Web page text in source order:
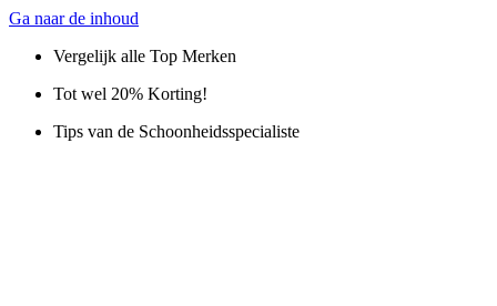
Ga naar de inhoud
Vergelijk alle Top Merken
Tot wel 20% Korting!
Tips van de Schoonheidsspecialiste